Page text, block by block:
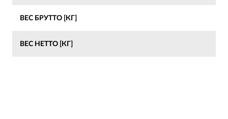
ВЕС БРУТТО [КГ]
ВЕС НЕТТО [КГ]